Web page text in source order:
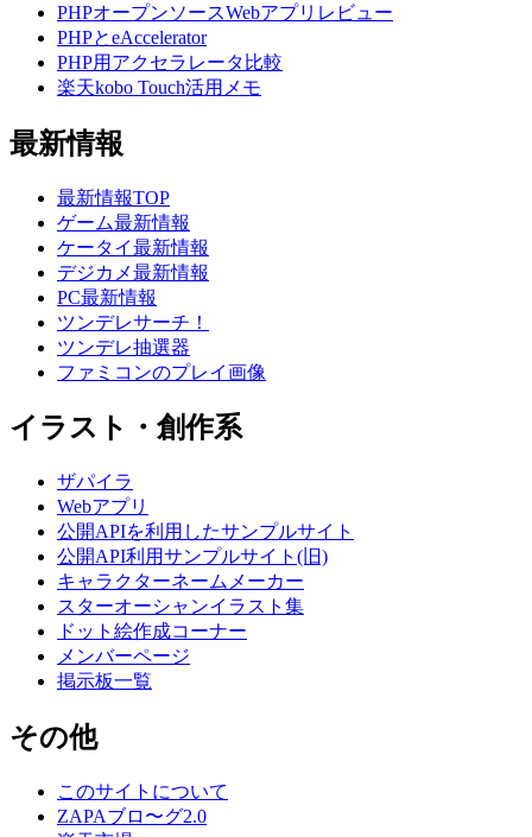
PHPオープンソースWebアプリレビュー
PHPとeAccelerator
PHP用アクセラレータ比較
楽天kobo Touch活用メモ
最新情報
最新情報TOP
ゲーム最新情報
ケータイ最新情報
デジカメ最新情報
PC最新情報
ツンデレサーチ！
ツンデレ抽選器
ファミコンのプレイ画像
イラスト・創作系
ザパイラ
Webアプリ
公開APIを利用したサンプルサイト
公開API利用サンプルサイト(旧)
キャラクターネームメーカー
スターオーシャンイラスト集
ドット絵作成コーナー
メンバーページ
掲示板一覧
その他
このサイトについて
ZAPAブロ〜グ2.0